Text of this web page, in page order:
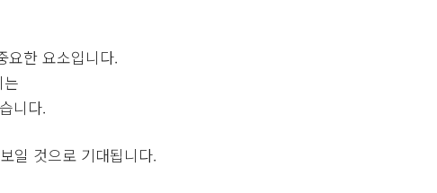
요한 요소입니다.
니다.
일 것으로 기대됩니다.